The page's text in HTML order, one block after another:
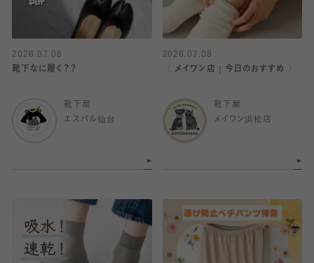
2026.07.08
靴下なに履く？？
靴下屋
エスパル仙台
2026.07.08
〈 メイワン店｜今日のおすすめ 〉
靴下屋
メイワン浜松店